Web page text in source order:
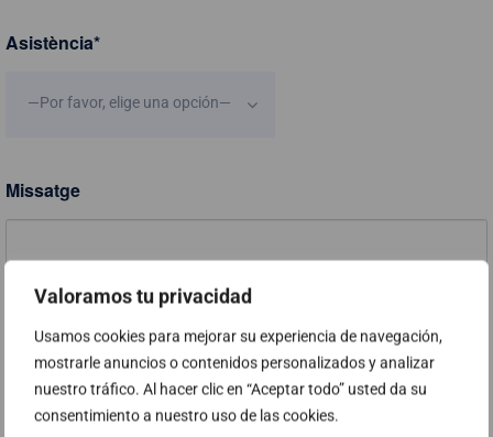
Valoramos tu privacidad
Usamos cookies para mejorar su experiencia de navegación,
mostrarle anuncios o contenidos personalizados y analizar
nuestro tráfico. Al hacer clic en “Aceptar todo” usted da su
consentimiento a nuestro uso de las cookies.
Asistència*
—Por favor, elige una opción—
Missatge